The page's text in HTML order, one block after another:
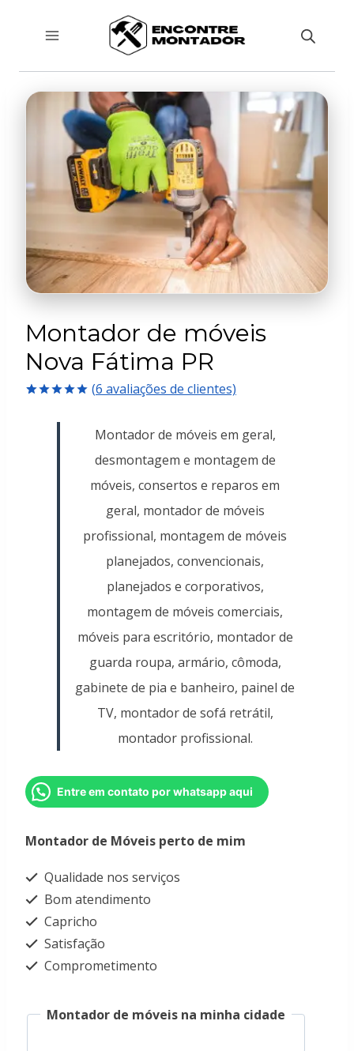
Conteúdo
Montador de móveis
Nova Fátima PR
como5.00
(6 avaliações de clientes)
Montador de móveis em geral,
desmontagem e montagem de
móveis, consertos e reparos em
geral, montador de móveis
profissional, montagem de móveis
planejados, convencionais,
planejados e corporativos,
montagem de móveis comerciais,
móveis para escritório, montador de
guarda roupa, armário, cômoda,
gabinete de pia e banheiro, painel de
TV, montador de sofá retrátil,
montador profissional.
Entre em contato por whatsapp aqui
Montador de Móveis perto de mim
Qualidade nos serviços
Bom atendimento
Capricho
Satisfação
Comprometimento
Montador de móveis na minha cidade